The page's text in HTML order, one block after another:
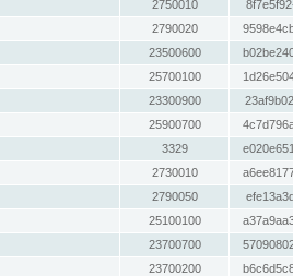
2750010
2790020
23500600
25700100
23300900
25900700
3329
2730010
2790050
25100100
23700700
23700200